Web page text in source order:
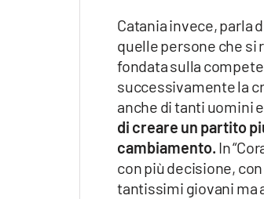
Catania invece, parla
quelle persone che si
fondata sulla
successivamente la
anche di tanti uomini
di creare un partito
cambiamento. In
con più decisione,
tantissimi giovani ma